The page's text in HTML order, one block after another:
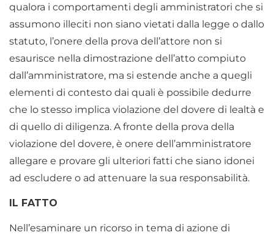
qualora i comportamenti degli amministratori che si
assumono illeciti non siano vietati dalla legge o dallo
statuto, l’onere della prova dell’attore non si
esaurisce nella dimostrazione dell’atto compiuto
dall’amministratore, ma si estende anche a quegli
elementi di contesto dai quali è possibile dedurre
che lo stesso implica violazione del dovere di lealtà e
di quello di diligenza. A fronte della prova della
violazione del dovere, è onere dell’amministratore
allegare e provare gli ulteriori fatti che siano idonei
ad escludere o ad attenuare la sua responsabilità.
IL FATTO
Nell’esaminare un ricorso in tema di azione di